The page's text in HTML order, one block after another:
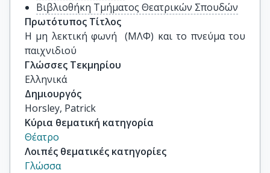
Βιβλιοθήκη Τμήματος Θεατρικών Σπουδών
Πρωτότυπος Τίτλος
Η μη λεκτική φωνή  (ΜΛΦ) και το πνεύμα του
παιχνιδιού
Γλώσσες Τεκμηρίου
Ελληνικά
Δημιουργός
Horsley, Patrick
Κύρια θεματική κατηγορία
Θέατρο
Λοιπές θεματικές κατηγορίες
Γλώσσα